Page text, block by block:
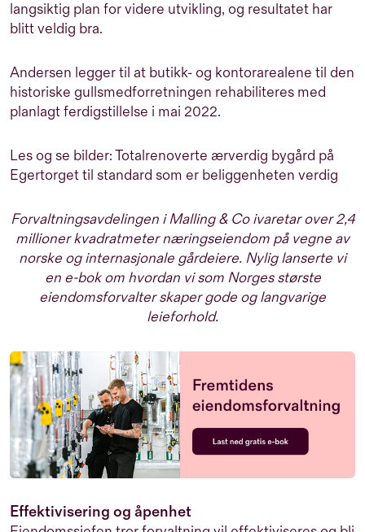
langsiktig plan for videre utvikling, og resultatet har
blitt veldig bra.
Andersen legger til at butikk- og kontorarealene til den
historiske gullsmedforretningen rehabiliteres med
planlagt ferdigstillelse i mai 2022.
Les og se bilder:Totalrenoverte ærverdig bygård på
Egertorget til standard som er beliggenheten verdig
Forvaltningsavdelingen i Malling & Co ivaretar over 2,4
millioner kvadratmeter næringseiendom på vegne av
norske og internasjonale gårdeiere. Nylig lanserte vi
en e-bok om hvordan vi som Norges største
eiendomsforvalter skaper gode og langvarige
leieforhold.
Effektivisering og åpenhet